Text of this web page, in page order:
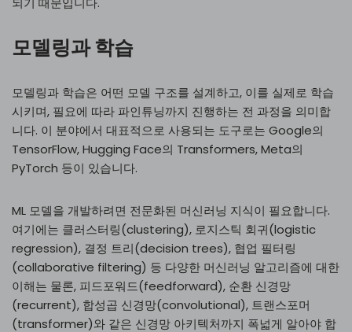
모델링과 학습
모델링과 학습은 어떤 모델 구조를 설계하고, 이를 실제로 학습
시키며, 필요에 따라 파인튜닝까지 진행하는 전 과정을 의미합
니다. 이 분야에서 대표적으로 사용되는 도구로는 Google의
TensorFlow, Hugging Face의 Transformers, Meta의
PyTorch 등이 있습니다.
ML 모델을 개발하려면 전문화된 머신러닝 지식이 필요합니다.
여기에는 클러스터링(clustering), 로지스틱 회귀(logistic
regression), 결정 트리(decision trees), 협업 필터링
(collaborative filtering) 등 다양한 머신러닝 알고리즘에 대한
이해는 물론, 피드포워드(feedforward), 순환 신경망
(recurrent), 합성곱 신경망(convolutional), 트랜스포머
(transformer)와 같은 신경망 아키텍처까지 폭넓게 알아야 합